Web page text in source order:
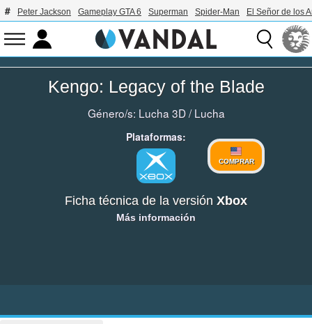
Peter Jackson Gameplay GTA 6 Superman Spider-Man El Señor de los
Kengo: Legacy of the Blade
Género/s: Lucha 3D/Lucha
Plataformas:
COMPRAR
Ficha técnica de la versión Xbox
Más información